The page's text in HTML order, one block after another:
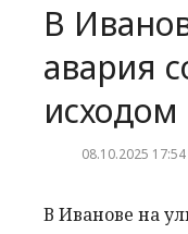
В
авария
исходом
08.10.2025
В Иванове на